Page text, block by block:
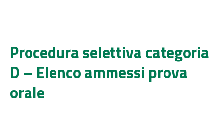
Procedura selettiva categoria
D – Elenco ammessi prova
orale